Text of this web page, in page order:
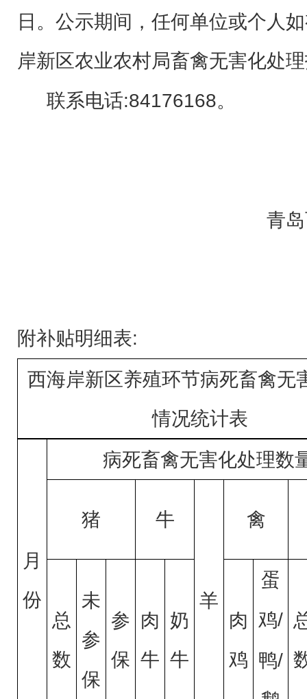
日。公示期间，任何单位或个人
岸新区农业农村局畜禽无害化处
联系电话:84176168。
青
附补贴明细表:
西海岸新区养殖环节病死畜禽无
情况统计表
月
份
病死畜禽无害化处理数
猪 牛
羊
禽
总
数
未
参
保
参
保
肉
牛
奶
牛
肉
鸡
蛋
鸡/
鸭/